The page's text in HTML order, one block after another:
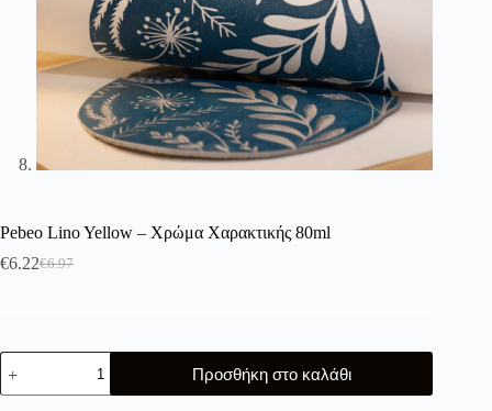
Pebeo Lino Yellow – Χρώμα Χαρακτικής 80ml
€6.97
Original
€6.22Η
€6.22.
Pebeo
Lino
Yellow
Προσθήκη στο καλάθι